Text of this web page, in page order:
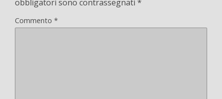
obbligatori sono contrassegnati *
Commento *